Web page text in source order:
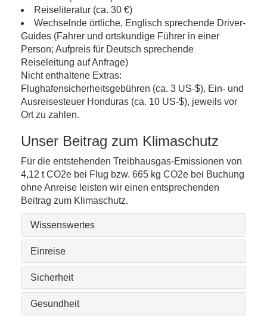
Reiseliteratur (ca. 30 €)
Wechselnde örtliche, Englisch sprechende Driver-
Guides (Fahrer und ortskundige Führer in einer
Person; Aufpreis für Deutsch sprechende
Reiseleitung auf Anfrage)
Nicht enthaltene Extras:
Flughafensicherheitsgebühren (ca. 3 US-$), Ein- und
Ausreisesteuer Honduras (ca. 10 US-$), jeweils vor
Ort zu zahlen.
Unser Beitrag zum Klimaschutz
Für die entstehenden Treibhausgas-Emissionen von
4,12 t CO2e bei Flug bzw. 665 kg CO2e bei Buchung
ohne Anreise leisten wir einen entsprechenden
Beitrag zum Klimaschutz.
Wissenswertes
Einreise
Sicherheit
Gesundheit